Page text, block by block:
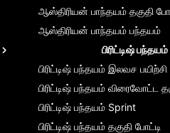
ஆஸ்திரியன் பாந்தயம் தகுதி
ஆஸ்திரியன் பாந்தயம் பந்தயம்
பிரிட்டிஷ் பந்தயம்
பிரிட்டிஷ் பந்தயம் இலவச பயிற்சி
பிரிட்டிஷ் பந்தயம் விரைவோட்ட
பிரிட்டிஷ் பந்தயம் Sprint
பிரிட்டிஷ் பந்தயம் தகுதி போட்டி